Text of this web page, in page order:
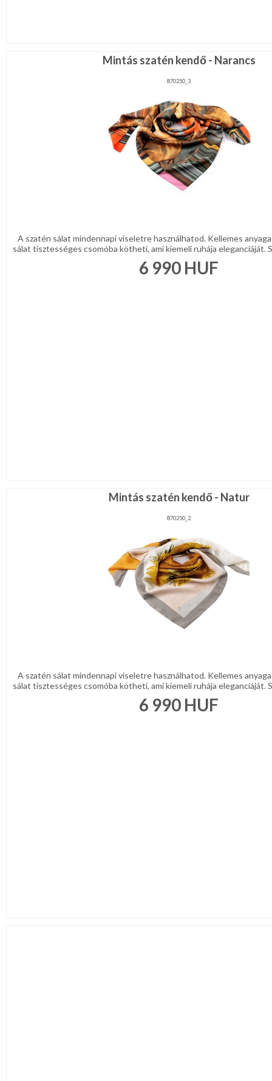
Mintás szatén kendő - Narancs
870250_3
A szatén sálat mindennapi viseletre használhatod. Kellemes
sálat tisztességes csomóba kötheti, ami kiemeli ruhája eleganciáját.
6 990 HUF
Mintás szatén kendő - Natur
870250_2
A szatén sálat mindennapi viseletre használhatod. Kellemes
sálat tisztességes csomóba kötheti, ami kiemeli ruhája eleganciáját.
6 990 HUF